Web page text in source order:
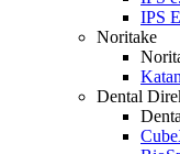
IPS
Noritake
Dental